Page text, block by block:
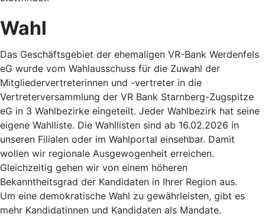
Wahl
Das Geschäftsgebiet der ehemaligen VR-Bank Werdenfels
eG wurde vom Wahlausschuss für die Zuwahl der
Mitgliedervertreterinnen und -vertreter in die
Vertreterversammlung der VR Bank Starnberg-Zugspitze
eG in 3 Wahlbezirke eingeteilt. Jeder Wahlbezirk hat seine
eigene Wahlliste. Die Wahllisten sind ab 16.02.2026 in
unseren Filialen oder im Wahlportal einsehbar. Damit
wollen wir regionale Ausgewogenheit erreichen.
Gleichzeitig gehen wir von einem höheren
Bekanntheitsgrad der Kandidaten in Ihrer Region aus.
Um eine demokratische Wahl zu gewährleisten, gibt es
mehr Kandidatinnen und Kandidaten als Mandate.